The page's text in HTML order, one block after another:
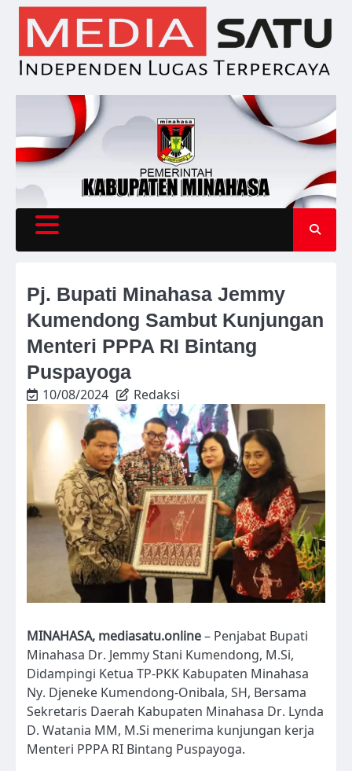
Skip
content
Pj. Bupati Minahasa Jemmy
Kumendong Sambut Kunjungan
Menteri PPPA RI Bintang
Puspayoga
10/08/2024 Redaksi
MINAHASA, mediasatu.online– Penjabat Bupati
Minahasa Dr. Jemmy Stani Kumendong, M.Si,
Didampingi Ketua TP-PKK Kabupaten Minahasa
Ny. Djeneke Kumendong-Onibala, SH, Bersama
Sekretaris Daerah Kabupaten Minahasa Dr. Lynda
D. Watania MM, M.Si menerima kunjungan kerja
Menteri PPPA RI Bintang Puspayoga.